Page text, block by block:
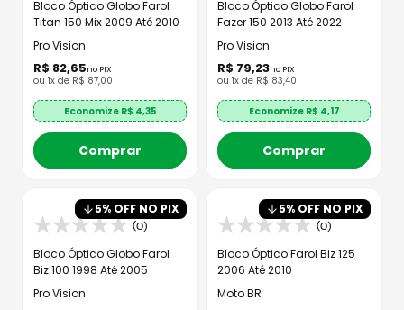
Bloco Óptico Globo Farol
Titan 150 Mix 2009 Até 2010
Pro Vision
R$ 82,65no PIX
ou 1x de R$ 87,00
Economize R$ 4,35
Comprar
Bloco Óptico Globo Farol
Fazer 150 2013 Até 2022
Pro Vision
R$ 79,23no PIX
ou 1x de R$ 83,40
Economize R$ 4,17
Comprar
5% OFF NO PIX
(0)
Bloco Óptico Globo Farol
Biz 100 1998 Até 2005
Pro Vision
5% OFF NO PIX
(0)
Bloco Óptico Farol Biz 125
2006 Até 2010
Moto BR